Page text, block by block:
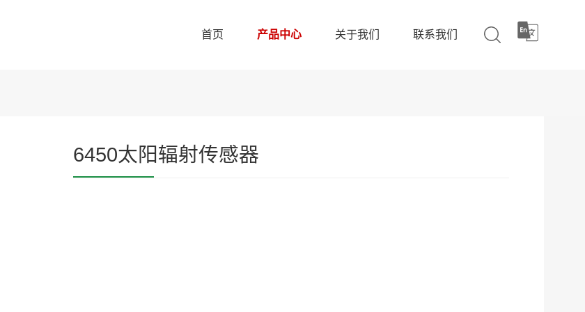
首页 产品中心 关于我们 联系我们
6450太阳辐射传感器